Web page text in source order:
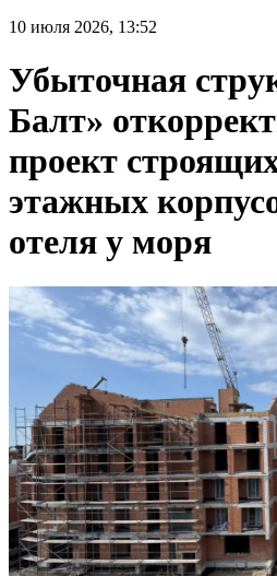
10 июля 2026, 13:52
Убыточная
Балт»
проект
этажных
отеля у моря